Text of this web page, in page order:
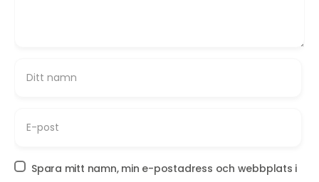
Spara mitt namn, min e-postadress och webbplats i